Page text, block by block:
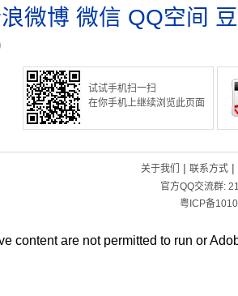
微博 微信 QQ空间
试试手机扫一扫
在你手机上继续浏览此页面
关于我们 | 联系方式|
官方QQ交流群:
粤ICP备
content are not permitted to run or